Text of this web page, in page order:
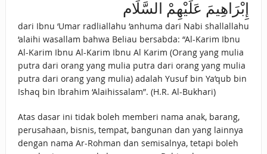
إِبْرَاهِيمَ عَلَيْهِمْ السَّلَام
dari Ibnu ‘Umar radliallahu ‘anhuma dari Nabi shallallahu
‘alaihi wasallam bahwa Beliau bersabda: “Al-Karim Ibnu
Al-Karim Ibnu Al-Karim Ibnu Al Karim (Orang yang mulia
putra dari orang yang mulia putra dari orang yang mulia
putra dari orang yang mulia) adalah Yusuf bin Ya’qub bin
Ishaq bin Ibrahim ‘Alaihissalam”. (H.R. Al-Bukhari)
Atas dasar ini tidak boleh memberi nama anak, barang,
perusahaan, bisnis, tempat, bangunan dan yang lainnya
dengan nama Ar-Rohman dan semisalnya, tetapi boleh